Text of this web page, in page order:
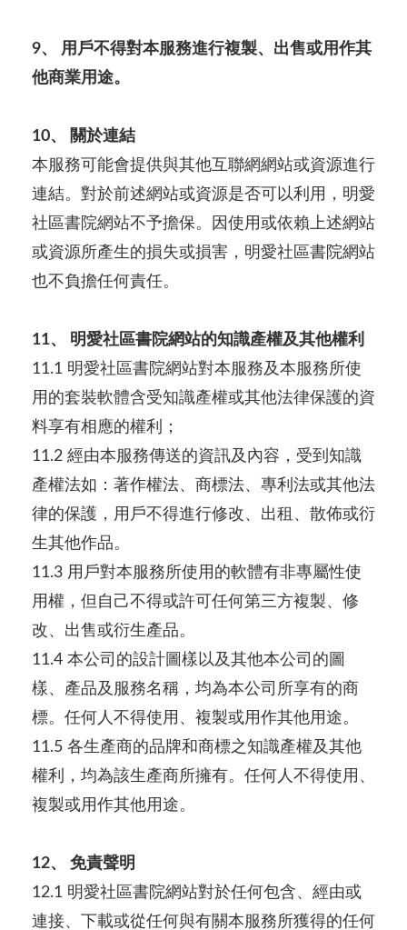
9、 用戶不得對本服務進行複製、出售或用作其
他商業用途。
10、 關於連結
本服務可能會提供與其他互聯網網站或資源進行
連結。對於前述網站或資源是否可以利用，明愛
社區書院網站不予擔保。因使用或依賴上述網站
或資源所產生的損失或損害，明愛社區書院網站
也不負擔任何責任。
11、 明愛社區書院網站的知識產權及其他權利
11.1 明愛社區書院網站對本服務及本服務所使
用的套裝軟體含受知識產權或其他法律保護的資
料享有相應的權利；
11.2 經由本服務傳送的資訊及內容，受到知識
產權法如：著作權法、商標法、專利法或其他法
律的保護，用戶不得進行修改、出租、散佈或衍
生其他作品。
11.3 用戶對本服務所使用的軟體有非專屬性使
用權，但自己不得或許可任何第三方複製、修
改、出售或衍生產品。
11.4 本公司的設計圖樣以及其他本公司的圖
樣、產品及服務名稱，均為本公司所享有的商
標。任何人不得使用、複製或用作其他用途。
11.5 各生產商的品牌和商標之知識產權及其他
權利，均為該生產商所擁有。任何人不得使用、
複製或用作其他用途。
12、 免責聲明
12.1 明愛社區書院網站對於任何包含、經由或
連接、下載或從任何與有關本服務所獲得的任何